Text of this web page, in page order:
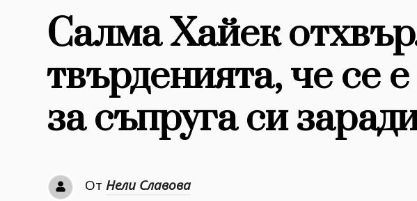
Изкуство
4340
Красота
Дизайн 1272
Книги 1188
30+
1710
Салма Хайек
твърденията, че се
за съпруга си
От Нели Славова